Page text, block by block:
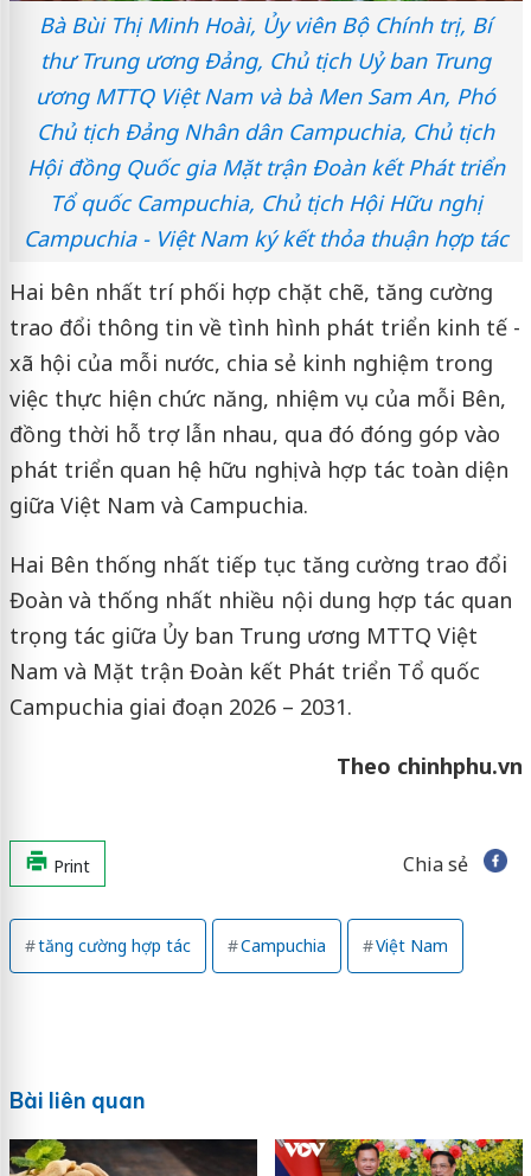
Bà Bùi Thị Minh Hoài, Ủy viên Bộ Chính trị, Bí
thư Trung ương Đảng, Chủ tịch Uỷ ban Trung
ương MTTQ Việt Nam và bà Men Sam An, Phó
Chủ tịch Đảng Nhân dân Campuchia, Chủ tịch
Hội đồng Quốc gia Mặt trận Đoàn kết Phát triển
Tổ quốc Campuchia, Chủ tịch Hội Hữu nghị
Campuchia - Việt Nam ký kết thỏa thuận hợp tác
Hai bên nhất trí phối hợp chặt chẽ, tăng cường
trao đổi thông tin về tình hình phát triển kinh tế -
xã hội của mỗi nước, chia sẻ kinh nghiệm trong
việc thực hiện chức năng, nhiệm vụ của mỗi Bên,
đồng thời hỗ trợ lẫn nhau, qua đó đóng góp vào
phát triển quan hệ hữu nghị và hợp tác toàn diện
giữa Việt Nam và Campuchia.
Hai Bên thống nhất tiếp tục tăng cường trao đổi
Đoàn và thống nhất nhiều nội dung hợp tác quan
trọng tác giữa Ủy ban Trung ương MTTQ Việt
Nam và Mặt trận Đoàn kết Phát triển Tổ quốc
Campuchia giai đoạn 2026 – 2031.
Theo chinhphu.vn
Print Chia sẻ
tăng cường hợp tác Campuchia Việt Nam
Bài liên quan